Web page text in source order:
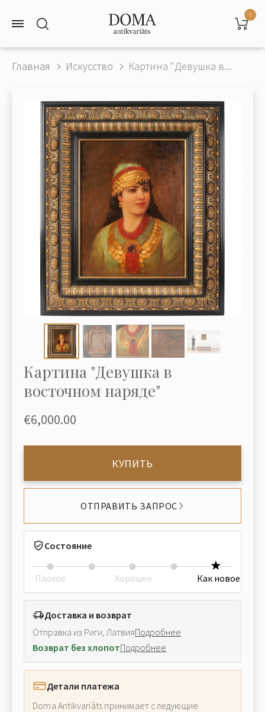
0
Главная Искусство Картина "Девушка в...
Картина "Девушка в
восточном наряде"
€6,000.00
КУПИТЬ
ОТПРАВИТЬ ЗАПРОС
Состояние
Плохое Хорошее Как новое
Доставка и возврат
Отправка из Риги, ЛатвияПодробнее
Возврат без хлопотПодробнее
Детали платежа
Doma Antikvariāts принимает следующие